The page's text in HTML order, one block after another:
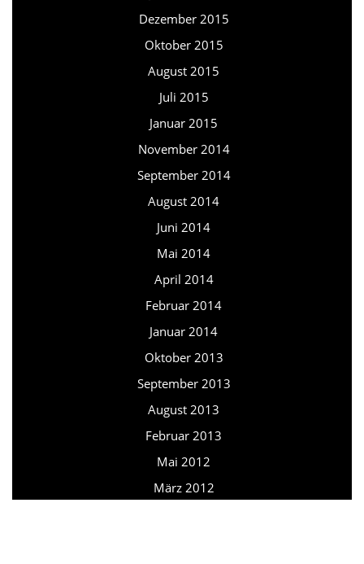
Dezember 2015
Oktober 2015
August 2015
Juli 2015
Januar 2015
November 2014
September 2014
August 2014
Juni 2014
Mai 2014
April 2014
Februar 2014
Januar 2014
Oktober 2013
September 2013
August 2013
Februar 2013
Mai 2012
März 2012